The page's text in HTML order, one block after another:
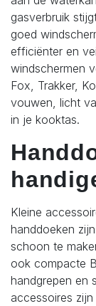
gasverbruik
goed
efficiënter en
windschermen
Fox, Trakker,
vouwen, licht
in je kooktas.
Kleine
handdoeken
schoon te
ook compacte
handgrepen en
accessoires